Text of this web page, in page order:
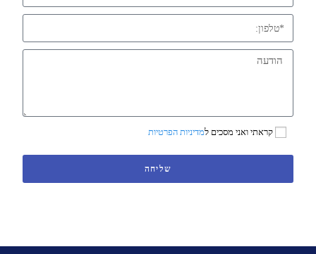
קראתי ואני מסכים למדיניות הפרטיות
שליחה